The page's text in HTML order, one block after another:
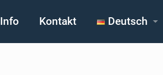
Info Kontakt Deutsch